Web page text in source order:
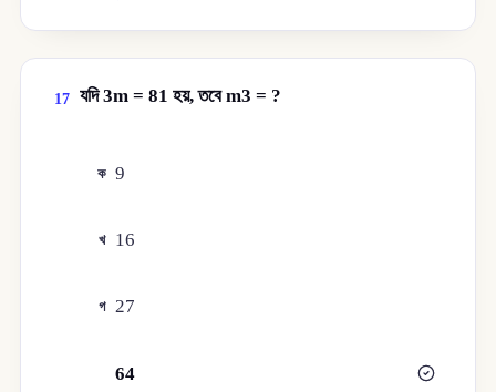
17 যদি 3m = 81 হয়, তবে m3 = ?
ক 9
খ 16
গ 27
64